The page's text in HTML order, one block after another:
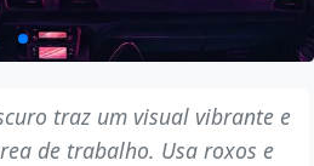
traz um visual vibrante e
de trabalho. Usa roxos e